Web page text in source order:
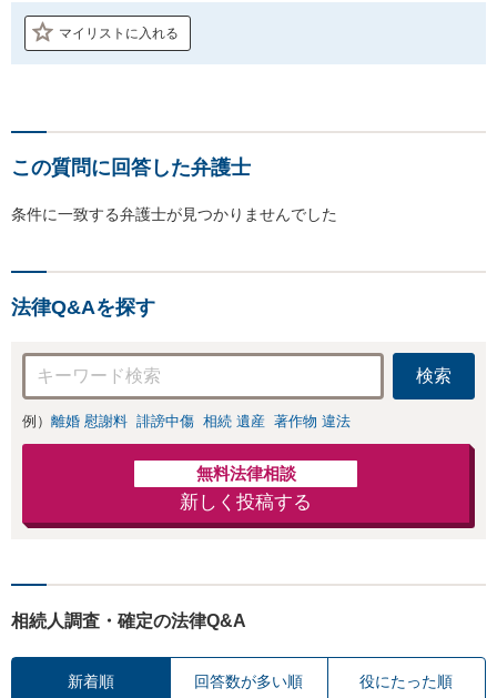
マイリストに入れる
この質問に回答した弁護士
条件に一致する弁護士が見つかりませんでした
法律Q&Aを探す
検索
例） 離婚 慰謝料 誹謗中傷 相続 遺産 著作物 違法
無料法律相談
新しく投稿する
相続人調査・確定の法律Q&A
新着順 回答数が多い順 役にたった順